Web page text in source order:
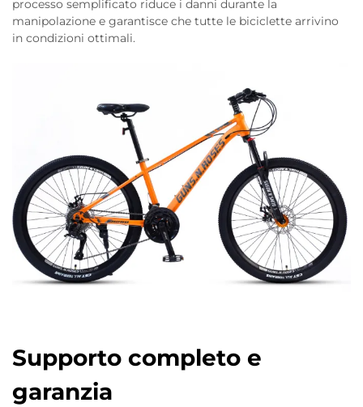
processo semplificato riduce i danni durante la
manipolazione e garantisce che tutte le biciclette arrivino
in condizioni ottimali.
Supporto completo e
garanzia